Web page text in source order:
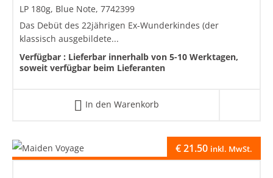
LP 180g, Blue Note, 7742399
Das Debüt des 22jährigen Ex-Wunderkindes (der
klassisch ausgebildete...
Verfügbar : Lieferbar innerhalb von 5-10 Werktagen,
soweit verfügbar beim Lieferanten
In den Warenkorb
€21.50 inkl. MwSt.